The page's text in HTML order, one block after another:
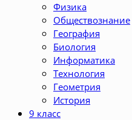
Физика
Обществознание
География
Биология
Информатика
Технология
Геометрия
История
9 класс